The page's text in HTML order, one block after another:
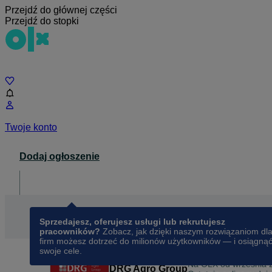
Przejdź do głównej części
Przejdź do stopki
Twoje konto
Dodaj ogłoszenie
Sprzedajesz, oferujesz usługi lub rekrutujesz
pracowników? Zobacz, jak dzięki naszym rozwiązaniom dla
firm możesz dotrzeć do milionów użytkowników — i osiągnąć
swoje cele.
DRG Agro GroupNa OLX odwrześnia